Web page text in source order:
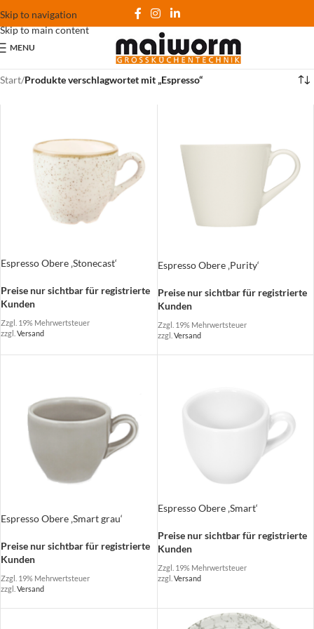
Skip to navigation
Skip to main content
MENU
Start/Produkte verschlagwortet mit „Espresso“
Espresso Obere ‚Stonecast‘
Preise nur sichtbar für registrierte
Kunden
Zzgl. 19% Mehrwertsteuer
zzgl. Versand
Espresso Obere ‚Purity‘
Preise nur sichtbar für registrierte
Kunden
Zzgl. 19% Mehrwertsteuer
zzgl. Versand
Espresso Obere ‚Smart grau‘
Preise nur sichtbar für registrierte
Kunden
Zzgl. 19% Mehrwertsteuer
zzgl. Versand
Espresso Obere ‚Smart‘
Preise nur sichtbar für registrierte
Kunden
Zzgl. 19% Mehrwertsteuer
zzgl. Versand